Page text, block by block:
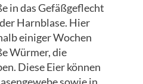
in das Gefäßgeflecht
Harnblase. Hier
einiger Wochen
Würmer, die
Diese Eier können
sowie in